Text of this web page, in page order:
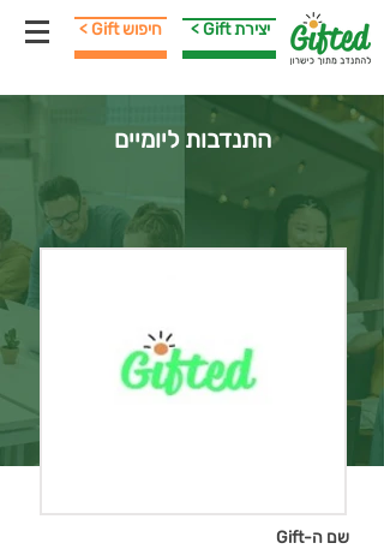
< Gift חיפוש < Gift יצירת
התנדבות ליומיים
שם ה-Gift